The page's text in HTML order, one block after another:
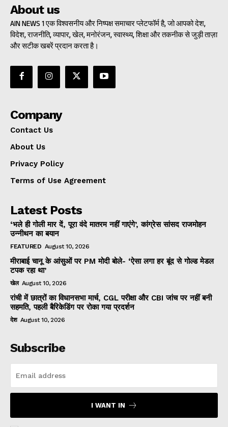
About us
AIN NEWS 1 एक विश्वसनीय और निष्पक्ष समाचार प्लेटफॉर्म है, जो आपको देश,
विदेश, राजनीति, व्यापार, खेल, मनोरंजन, स्वास्थ्य, शिक्षा और तकनीक से जुड़ी ताज़ा
और सटीक खबरें प्रदान करता है।
Company
Contact Us
About Us
Privacy Policy
Terms of Use Agreement
Latest Posts
‘भले ही गोली मार दें, पूरा वंदे मातरम नहीं गाएंगे’, कांग्रेस सांसद राजमोहन
उन्नीथन का बयान
FEATURED August 10, 2026
मीराबाई चानू के आंसुओं पर PM मोदी बोले- ‘ऐसा लगा हर बूंद से गोल्ड मेडल
टपक रहा था’
खेल August 10, 2026
रांची में छात्रों का विधानसभा मार्च, CGL परीक्षा और CBI जांच पर नहीं बनी
सहमति, पहली बैरिकेडिंग पर रोका गया प्रदर्शन
देश August 10, 2026
Subscribe
I WANT IN